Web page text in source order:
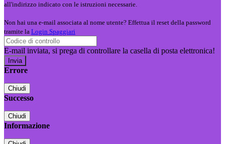
all'indirizzo indicato con le istruzioni necessarie.
Non hai una e-mail associata al nome utente? Effettua il reset della password
tramite la Login Spaggiari
E-mail inviata, si prega di controllare la casella di posta elettronica!
Errore
Chiudi
Successo
Chiudi
Informazione